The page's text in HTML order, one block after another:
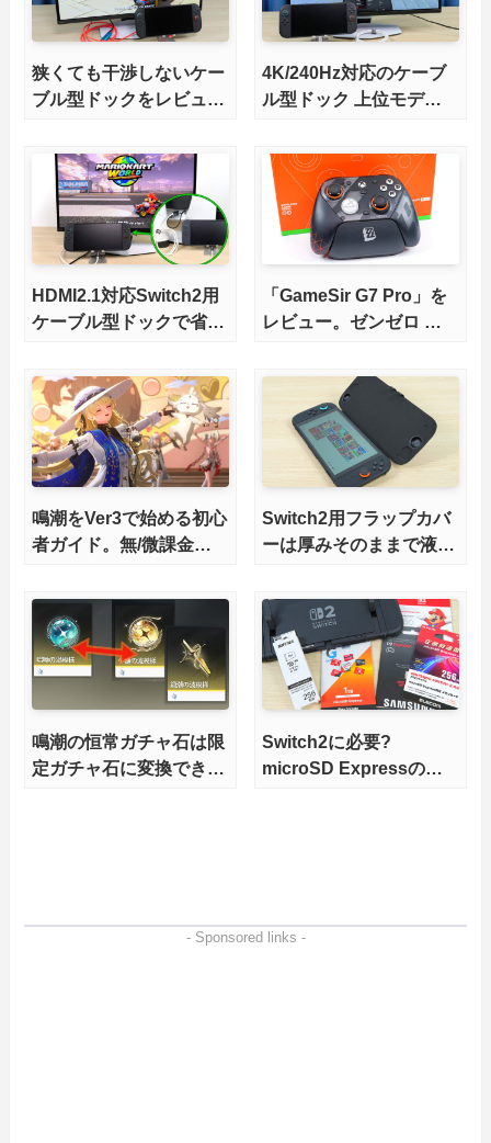
狭くても干渉しないケー
ブル型ドックをレビュ
4K/240Hz対応のケーブ
ル型ドック 上位モデル
ゲーミングノートPCの
併用にオススメ！
HDMI2.1対応Switch2用
ケーブル型ドックで省ス
ップデートにも対応可
能！
「GameSir G7 Pro」を
レビュー。ゼンゼロ コ
鳴潮をVer3で始める初心
者ガイド。無/微課金で
Switch2用フラップカバ
ーは厚みそのままで液晶
鳴潮の恒常ガチャ石は限
定ガチャ石に変換でき
Switch2に必要?
microSD Expressの全
- Sponsored links -